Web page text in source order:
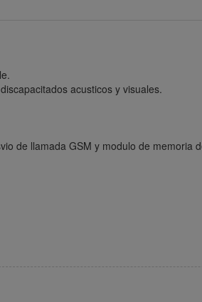
acusticos y visuales.
de llamada GSM y modulo de memoria